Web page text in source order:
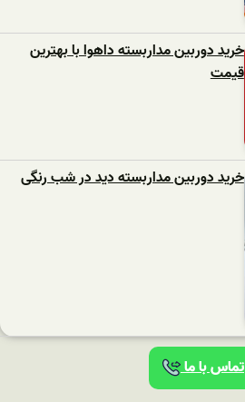
خرید دوربین مداربسته داهوا با بهترین
قیمت
خرید دوربین مداربسته دید در شب رنگی
تماس با ما